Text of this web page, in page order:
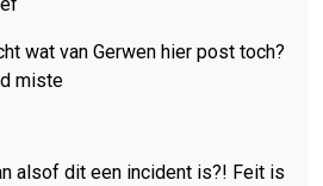
wat van Gerwen hier post toch?
miste
alsof dit een incident is?! Feit is